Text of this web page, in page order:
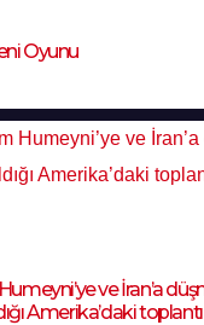
Oyunu
ve İran’a
Amerika’daki toplantı